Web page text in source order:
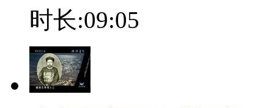
时长:09:05